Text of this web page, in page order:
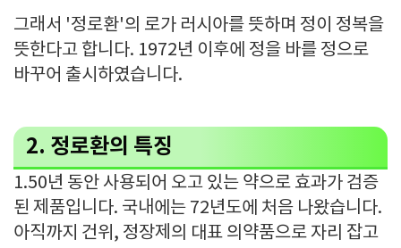
그래서 '정로환'의 로가 러시아를 뜻하며 정이 정복을
뜻한다고 합니다. 1972년 이후에 정을 바를 정으로
바꾸어 출시하였습니다.
2. 정로환의 특징
1.50년 동안 사용되어 오고 있는 약으로 효과가 검증
된 제품입니다. 국내에는 72년도에 처음 나왔습니다.
아직까지 건위, 정장제의 대표 의약품으로 자리 잡고